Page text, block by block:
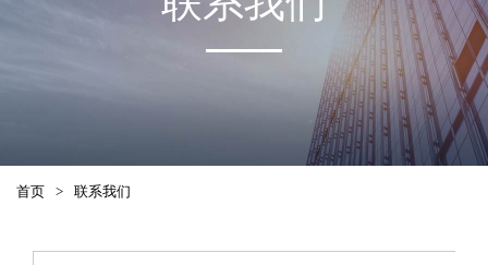
首页 > 联系我们